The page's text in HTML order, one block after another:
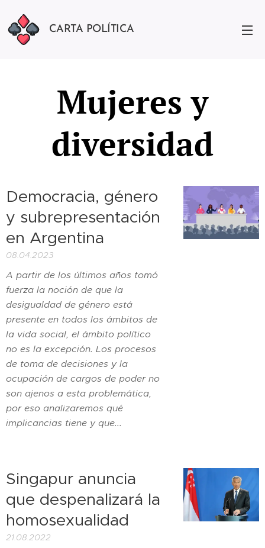
CARTA POLÍTICA
Mujeres y
diversidad
Democracia, género
y subrepresentación
en Argentina
08.04.2023
A partir de los últimos años tomó
fuerza la noción de que la
desigualdad de género está
presente en todos los ámbitos de
la vida social, el ámbito político
no es la excepción. Los procesos
de toma de decisiones y la
ocupación de cargos de poder no
son ajenos a esta problemática,
por eso analizaremos qué
implicancias tiene y que...
Singapur anuncia
que despenalizará la
homosexualidad
21.08.2022